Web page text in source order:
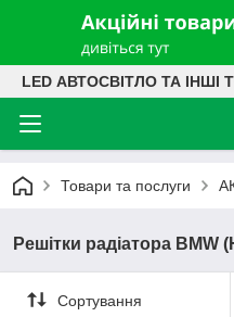
LED АВТОСВІТЛО ТА
Товари та послуги
Решітки радіатора BMW
Сортування